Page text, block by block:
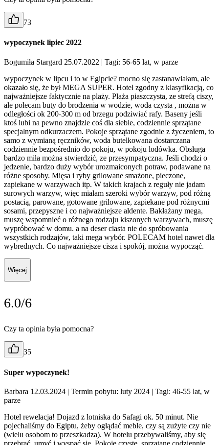
73
wypoczynek lipiec 2022
Bogumiła Stargard 25.07.2022 | Tagi: 56-65 lat, w parze
wypoczynek w lipcu i to w Egipcie? mocno się zastanawiałam, ale
okazało się, że był MEGA SUPER. Hotel zgodny z klasyfikacją, co
najważniejsze faktycznie na plaży. Plaża piaszczysta, ze strefą ciszy,
ale polecam buty do brodzenia w wodzie, woda czysta , można w
odległości ok 200-300 m od brzegu podziwiać rafy. Baseny jeśli
ktoś lubi na pewno znajdzie coś dla siebie, codziennie sprzątane
specjalnym odkurzaczem. Pokoje sprzątane zgodnie z życzeniem, to
samo z wymianą ręczników, woda butelkowana dostarczana
codziennie bezpośrednio do pokoju, w pokoju lodówka. Obsługa
bardzo miła można stwierdzić, ze przesympatyczna. Jeśli chodzi o
jedzenie, bardzo duży wybór urozmaiconych potraw, podawane na
różne sposoby. Mięsa i ryby grilowane smażone, pieczone,
zapiekane w warzywach itp. W takich krajach z reguły nie jadam
surowych warzyw, więc miałam szeroki wybór warzyw, pod różną
postacią, parowane, gotowane grilowane, zapiekane pod różnycmi
sosami, przepyszne i co najważniejsze aldente. Bakłażany mega,
muszę wspomnieć o różnego rodzaju kiszonych warzywach, muszę
wypróbować w domu. a na deser ciasta nie do spróbowania
wszystkich rodzajów, taki mega wybór. POLECAM hotel nawet dla
wybrednych. Co najważniejsze cisza i spokój, można wypocząć.
Więcej
6.0/6
Czy ta opinia była pomocna?
35
Super wypoczynek!
Barbara 12.03.2024 | Termin pobytu: luty 2024 | Tagi: 46-55 lat, w
parze
Hotel rewelacja! Dojazd z lotniska do Safagi ok. 50 minut. Nie
pojechaliśmy do Egiptu, żeby oglądać meble, czy są zużyte czy nie
(wielu osobom to przeszkadza). W hotelu przebywaliśmy, aby się
przebrać, umyć i wyspać się. Pokoje czyste, sprzątane codziennie,